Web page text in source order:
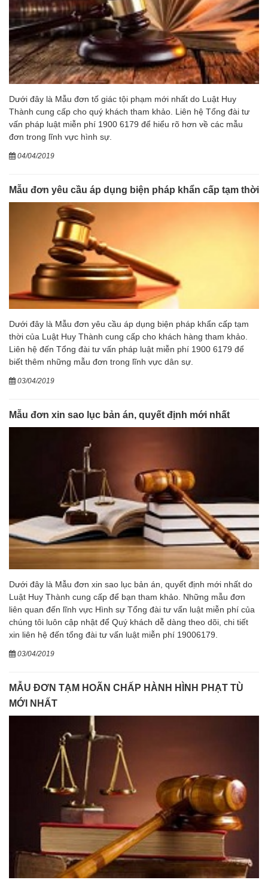
Dưới đây là Mẫu đơn tố giác tội phạm mới nhất do Luật Huy
Thành cung cấp cho quý khách tham khảo. Liên hệ Tổng đài tư
vấn pháp luật miễn phí 1900 6179 để hiểu rõ hơn về các mẫu
đơn trong lĩnh vực hình sự.
04/04/2019
Mẫu đơn yêu cầu áp dụng biện pháp khẩn cấp tạm thời
Dưới đây là Mẫu đơn yêu cầu áp dụng biện pháp khẩn cấp tạm
thời của Luật Huy Thành cung cấp cho khách hàng tham khảo.
Liên hệ đến Tổng đài tư vấn pháp luật miễn phí 1900 6179 để
biết thêm những mẫu đơn trong lĩnh vực dân sự.
03/04/2019
Mẫu đơn xin sao lục bản án, quyết định mới nhất
Dưới đây là Mẫu đơn xin sao lục bản án, quyết định mới nhất do
Luật Huy Thành cung cấp để bạn tham khảo. Những mẫu đơn
liên quan đến lĩnh vực Hình sự Tổng đài tư vấn luật miễn phí của
chúng tôi luôn cập nhật để Quý khách dễ dàng theo dõi, chi tiết
xin liên hệ đến tổng đài tư vấn luật miễn phí 19006179.
03/04/2019
MẪU ĐƠN TẠM HOÃN CHẤP HÀNH HÌNH PHẠT TÙ
MỚI NHẤT